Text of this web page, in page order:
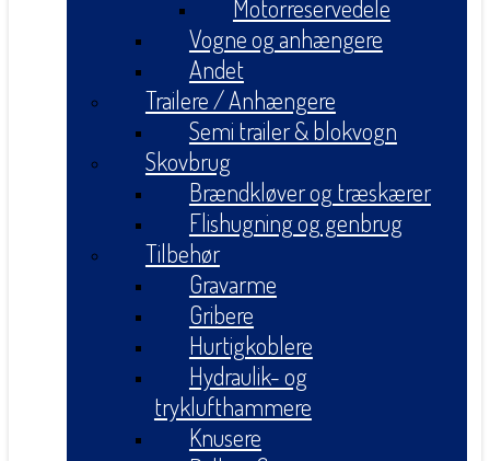
Motorreservedele
Vogne og anhængere
Andet
Trailere / Anhængere
Semi trailer & blokvogn
Skovbrug
Brændkløver og træskærer
Flishugning og genbrug
Tilbehør
Gravarme
Gribere
Hurtigkoblere
Hydraulik- og
tryklufthammere
Knusere